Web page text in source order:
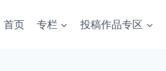
首页 专栏 投稿作品专区